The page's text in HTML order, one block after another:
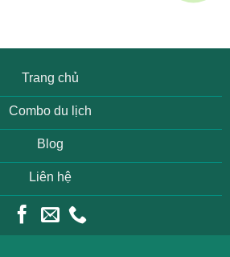
Trang chủ
Combo du lịch
Blog
Liên hệ